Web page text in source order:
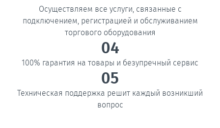
Осуществляем все услуги, связанные с
подключением, регистрацией и обслуживанием
торгового оборудования
04
100% гарантия на товары и безупречный сервис
05
Техническая поддержка решит каждый возникший
вопрос